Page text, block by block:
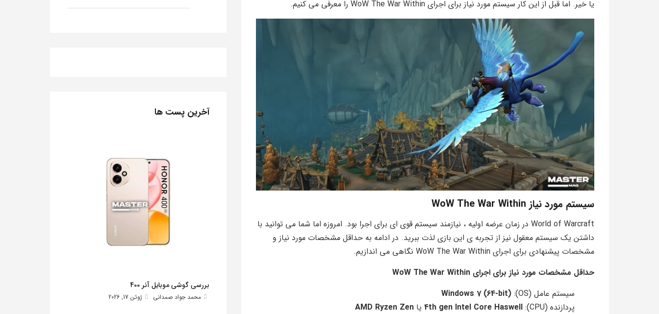
یا خیر. اما قبل از این کار سیستم مورد نیاز برای اجرای WoW The War Within را معرفی می کنیم.
سیستم مورد نیاز WoW The War Within
World of Warcraft در زمان عرضه اولیه ، نیازمند سیستم قوی ای برای اجرا بود. امروزه اما شما می توانید با
داشتن یک سیستم معقول نیز از تجربه ی این بازی لذت ببرید. در ادامه به حداقل مشخصات مورد نیاز و
مشخصات پیشنهادی برای اجرای WoW The War Within نگاهی می اندازیم.
حداقل مشخصات مورد نیاز برای اجرای WoW The War Within
سیستم عامل (OS):
(Windows 7 (64-bit
پردازنده (CPU):
4th gen Intel Core Haswell یا AMD Ryzen Zen
آخرین پست ها
بررسی گوشی موبایل آنر 400
محمد جواد صمدانی ژوئن 17, 2026